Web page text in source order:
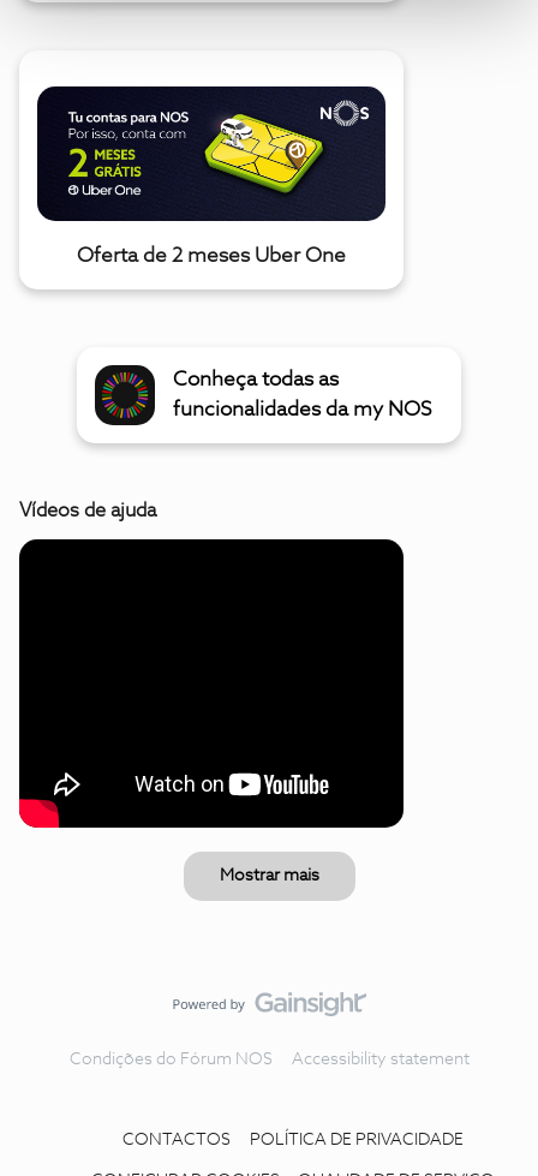
Oferta de 2 meses Uber One
Conheça todas as
funcionalidades da my NOS
Vídeos de ajuda
Mostrar mais
Condições do Fórum NOS Accessibility statement
CONTACTOS POLÍTICA DE PRIVACIDADE